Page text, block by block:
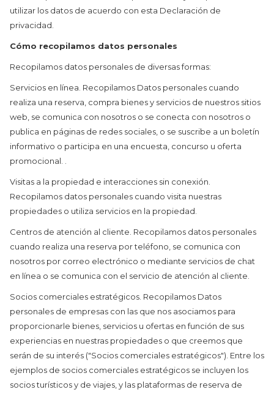
utilizar los datos de acuerdo con esta Declaración de
privacidad.
Cómo recopilamos datos personales
Recopilamos datos personales de diversas formas:
Servicios en línea. Recopilamos Datos personales cuando
realiza una reserva, compra bienes y servicios de nuestros sitios
web, se comunica con nosotros o se conecta con nosotros o
publica en páginas de redes sociales, o se suscribe a un boletín
informativo o participa en una encuesta, concurso u oferta
promocional. .
Visitas a la propiedad e interacciones sin conexión.
Recopilamos datos personales cuando visita nuestras
propiedades o utiliza servicios en la propiedad.
Centros de atención al cliente. Recopilamos datos personales
cuando realiza una reserva por teléfono, se comunica con
nosotros por correo electrónico o mediante servicios de chat
en línea o se comunica con el servicio de atención al cliente.
Socios comerciales estratégicos. Recopilamos Datos
personales de empresas con las que nos asociamos para
proporcionarle bienes, servicios u ofertas en función de sus
experiencias en nuestras propiedades o que creemos que
serán de su interés ("Socios comerciales estratégicos"). Entre los
ejemplos de socios comerciales estratégicos se incluyen los
socios turísticos y de viajes, y las plataformas de reserva de